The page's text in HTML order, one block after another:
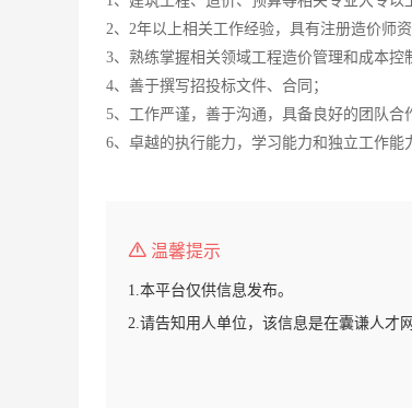
2、2年以上相关工作经验，具有注册造价师资
3、熟练掌握相关领域工程造价管理和成本控
4、善于撰写招投标文件、合同；
5、工作严谨，善于沟通，具备良好的团队合
6、卓越的执行能力，学习能力和独立工作能
温馨提示
1.本平台仅供信息发布。
2.请告知用人单位，该信息是在囊谦人才